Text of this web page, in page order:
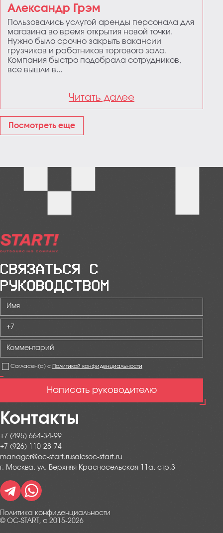
Александр Грэм
Пользовались услугой аренды персонала для
магазина во время открытия новой точки.
Нужно было срочно закрыть вакансии
грузчиков и работников торгового зала.
Компания быстро подобрала сотрудников,
все вышли в...
Читать далее
Посмотреть еще
СВЯЗАТЬСЯ С
РУКОВОДСТВОМ
Согласен(а) с Политикой конфиденциальности
Написать руководителю
Контакты
+7 (495) 664-34-99
+7 (926) 110-28-74
manager@oc-start.rusalesoc-start.ru
г. Москва, ул. Верхняя Красносельская 11а, стр.3
Политика конфиденциальности
© OC-START, с 2015-2026